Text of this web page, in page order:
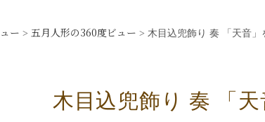
ー > 五月人形の360度ビュー > 木目込兜飾り 奏 「天音」
木目込兜飾り 奏 「